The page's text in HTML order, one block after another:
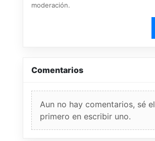
moderación.
Comentarios
Aun no hay comentarios, sé el
primero en escribir uno.